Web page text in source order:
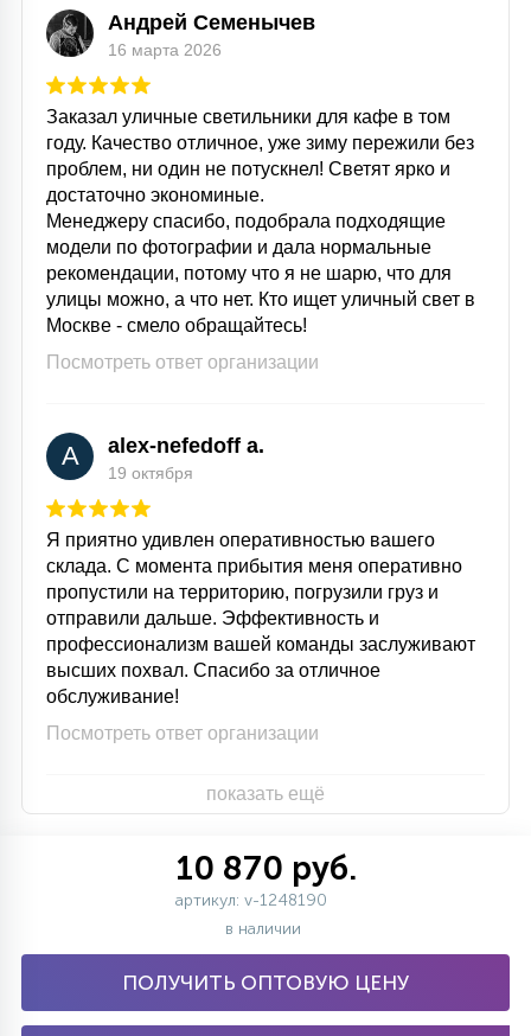
Андрей Семенычев
16 марта 2026
Заказал уличные светильники для кафе в том
году. Качество отличное, уже зиму пережили без
проблем, ни один не потускнел! Светят ярко и
достаточно экономиные.
Менеджеру спасибо, подобрала подходящие
модели по фотографии и дала нормальные
рекомендации, потому что я не шарю, что для
улицы можно, а что нет. Кто ищет уличный свет в
Москве - смело обращайтесь!
Посмотреть ответ организации
A alex-nefedoff a.
19 октября
Я приятно удивлен оперативностью вашего
склада. С момента прибытия меня оперативно
пропустили на территорию, погрузили груз и
отправили дальше. Эффективность и
профессионализм вашей команды заслуживают
высших похвал. Спасибо за отличное
обслуживание!
Посмотреть ответ организации
показать ещё
10 870 руб.
артикул: v-1248190
в наличии
ПОЛУЧИТЬ ОПТОВУЮ ЦЕНУ